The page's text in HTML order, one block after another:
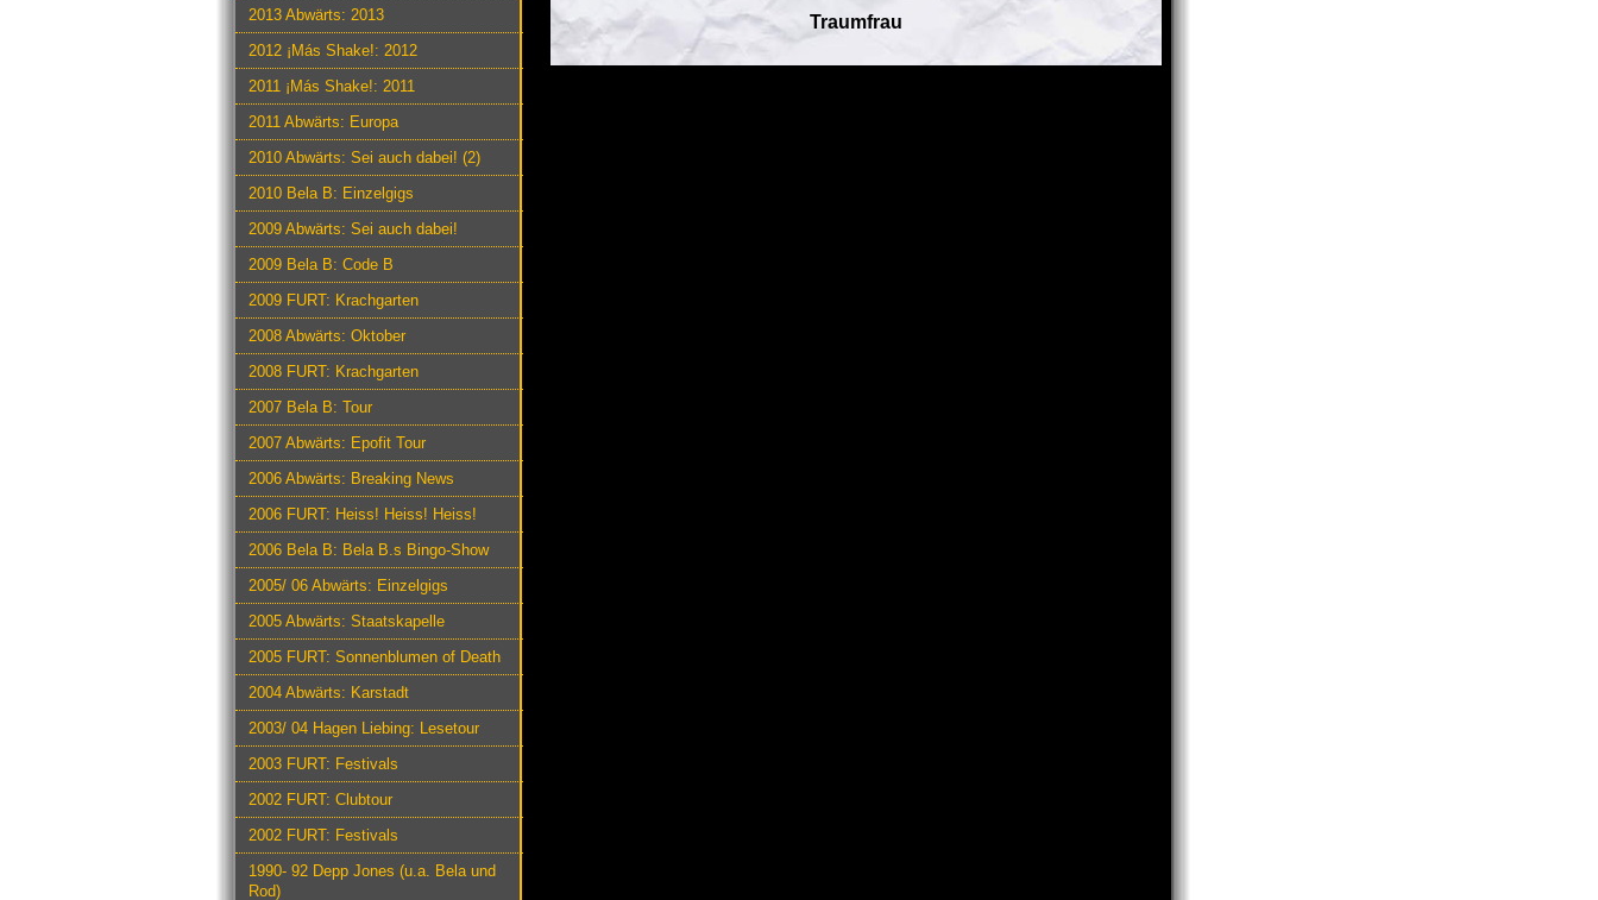
2013 Abwärts: 2013
2012 ¡Más Shake!: 2012
2011 ¡Más Shake!: 2011
2011 Abwärts: Europa
2010 Abwärts: Sei auch dabei! (2)
2010 Bela B: Einzelgigs
2009 Abwärts: Sei auch dabei!
2009 Bela B: Code B
2009 FURT: Krachgarten
2008 Abwärts: Oktober
2008 FURT: Krachgarten
2007 Bela B: Tour
2007 Abwärts: Epofit Tour
2006 Abwärts: Breaking News
2006 FURT: Heiss! Heiss! Heiss!
2006 Bela B: Bela B.s Bingo-Show
2005/ 06 Abwärts: Einzelgigs
2005 Abwärts: Staatskapelle
2005 FURT: Sonnenblumen of Death
2004 Abwärts: Karstadt
2003/ 04 Hagen Liebing: Lesetour
2003 FURT: Festivals
2002 FURT: Clubtour
2002 FURT: Festivals
1990- 92 Depp Jones (u.a. Bela und
Rod)
Traumfrau